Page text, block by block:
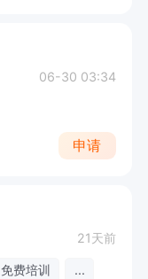
06-30 03:34
申请
21天前
免费培训 ...